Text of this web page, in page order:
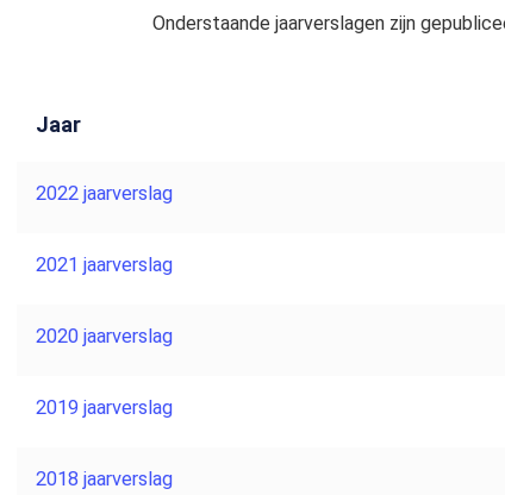
Onderstaande jaarverslagen zijn
Jaar
2022 jaarverslag
2021 jaarverslag
2020 jaarverslag
2019 jaarverslag
2018 jaarverslag